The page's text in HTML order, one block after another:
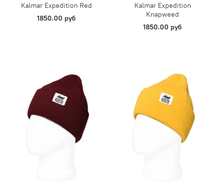
Kalmar Expedition Red
1850.00 руб
Kalmar Expedition
Knapweed
1850.00 руб